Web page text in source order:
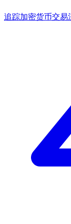
追踪加密货币交易